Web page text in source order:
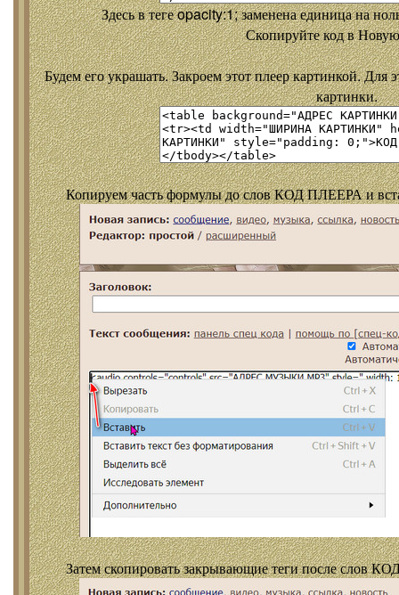
Здесь в теге opacity:1; заменена единица на
Скопируйте код в
Будем его украшать. Закроем этот плеер картинкой. Для
картинки.
Копируем часть формулы до слов КОД ПЛЕЕРА и
Затем скопировать закрывающие теги после слов